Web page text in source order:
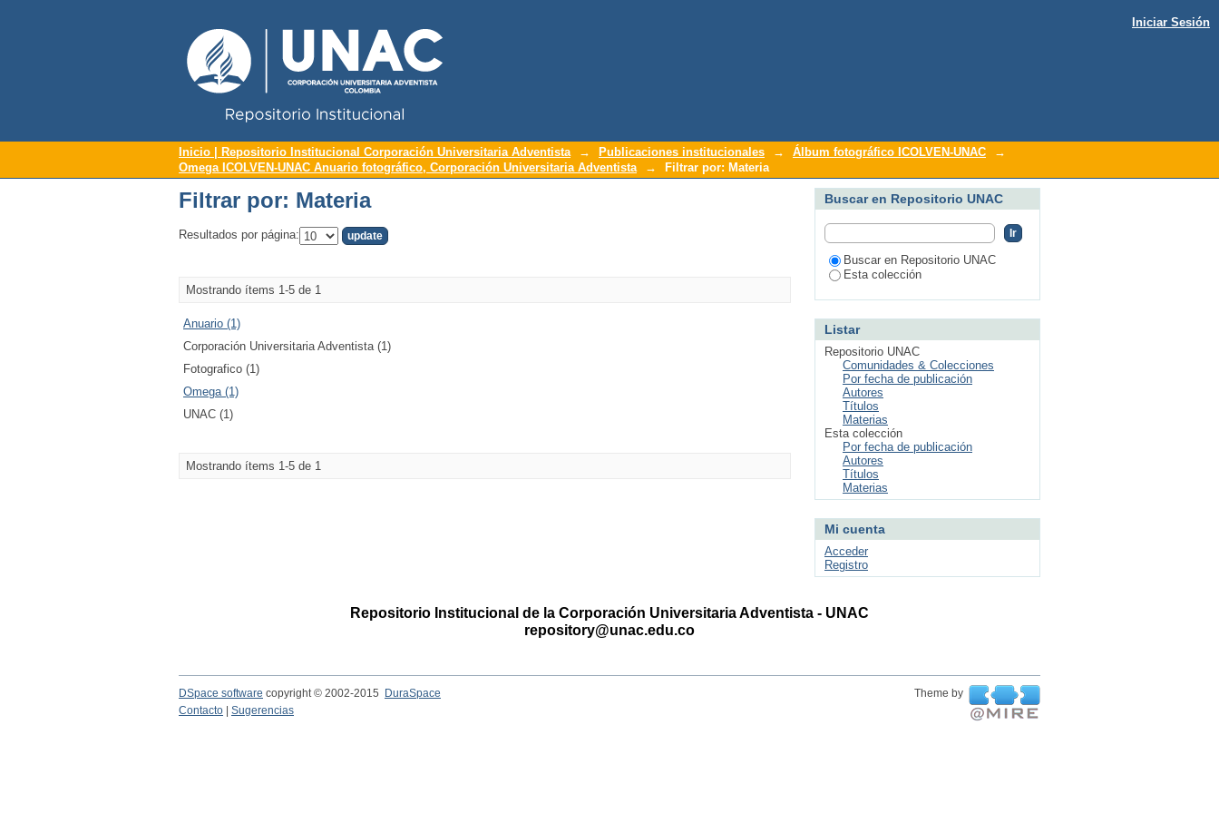
Filtrar por: Materia
Iniciar Sesión
Inicio | Repositorio Institucional Corporación Universitaria Adventista → Publicaciones institucionales → Álbum fotográfico ICOLVEN-UNAC
→
Omega ICOLVEN-UNAC Anuario fotográfico, Corporación Universitaria Adventista
→ Filtrar por: Materia
Filtrar por: Materia
Resultados por página:
Mostrando ítems 1-5 de 1
Anuario (1)
Corporación Universitaria Adventista (1)
Fotografico (1)
Omega (1)
UNAC (1)
Mostrando ítems 1-5 de 1
Buscar en Repositorio UNAC
Buscar en Repositorio UNAC
Esta colección
Listar
Repositorio UNAC
Comunidades & Colecciones
Por fecha de publicación
Autores
Títulos
Materias
Esta colección
Por fecha de publicación
Autores
Títulos
Materias
Mi cuenta
Acceder
Registro
Repositorio Institucional de la Corporación Universitaria Adventista - UNAC
repository@unac.edu.co
DSpace software copyright © 2002-2015 DuraSpace
Theme by
Contacto
Sugerencias